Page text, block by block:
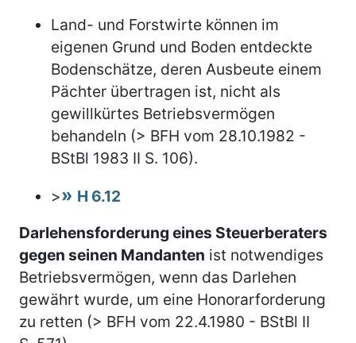
Land- und Forstwirte können im
eigenen Grund und Boden entdeckte
Bodenschätze, deren Ausbeute einem
Pächter übertragen ist, nicht als
gewillkürtes Betriebsvermögen
behandeln (> BFH vom 28.10.1982 -
BStBl 1983 II S. 106).
>
H 6.12
Darlehensforderung eines Steuerberaters
gegen seinen Mandanten ist notwendiges
Betriebsvermögen, wenn das Darlehen
gewährt wurde, um eine Honorarforderung
zu retten (> BFH vom 22.4.1980 - BStBl II